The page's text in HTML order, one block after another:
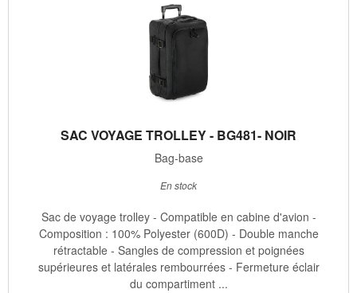
SAC VOYAGE TROLLEY - BG481- NOIR
Bag-base
En stock
Sac de voyage trolley - Compatible en cabine d'avion -
Composition : 100% Polyester (600D) - Double manche
rétractable - Sangles de compression et poignées
supérieures et latérales rembourrées - Fermeture éclair
du compartiment ...